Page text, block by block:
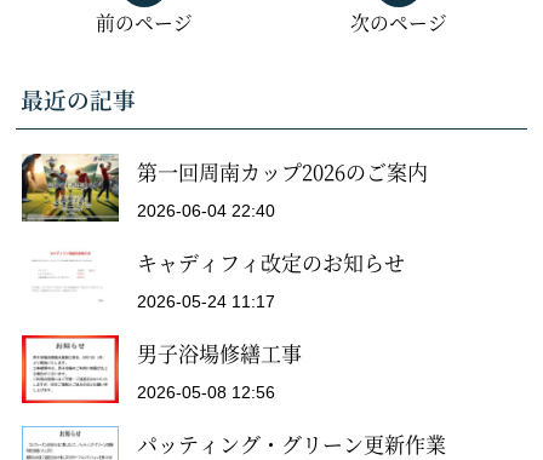
前のページ 次のページ
最近の記事
第一回周南カップ2026のご案内
2026-06-04 22:40
キャディフィ改定のお知らせ
2026-05-24 11:17
男子浴場修繕工事
2026-05-08 12:56
パッティング・グリーン更新作業